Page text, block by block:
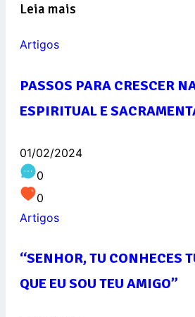
Leia mais
Artigos
PASSOS PARA CRESCER
ESPIRITUAL E
01/02/2024
0
0
Artigos
“SENHOR, TU CONHECES
QUE EU SOU TEU AMIGO”